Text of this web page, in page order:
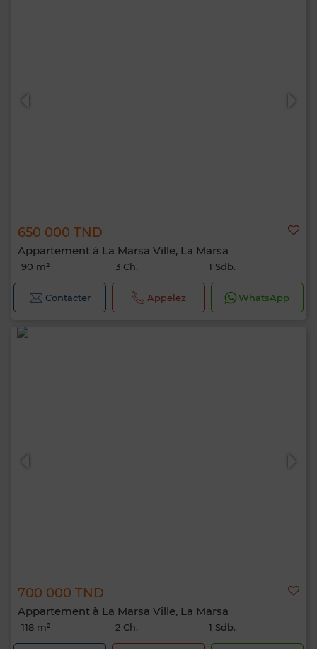
650 000 TND
Appartement à La Marsa Ville, La Marsa
90 m² 3 Ch. 1 Sdb.
Contacter Appelez WhatsApp
700 000 TND
Appartement à La Marsa Ville, La Marsa
118 m² 2 Ch. 1 Sdb.